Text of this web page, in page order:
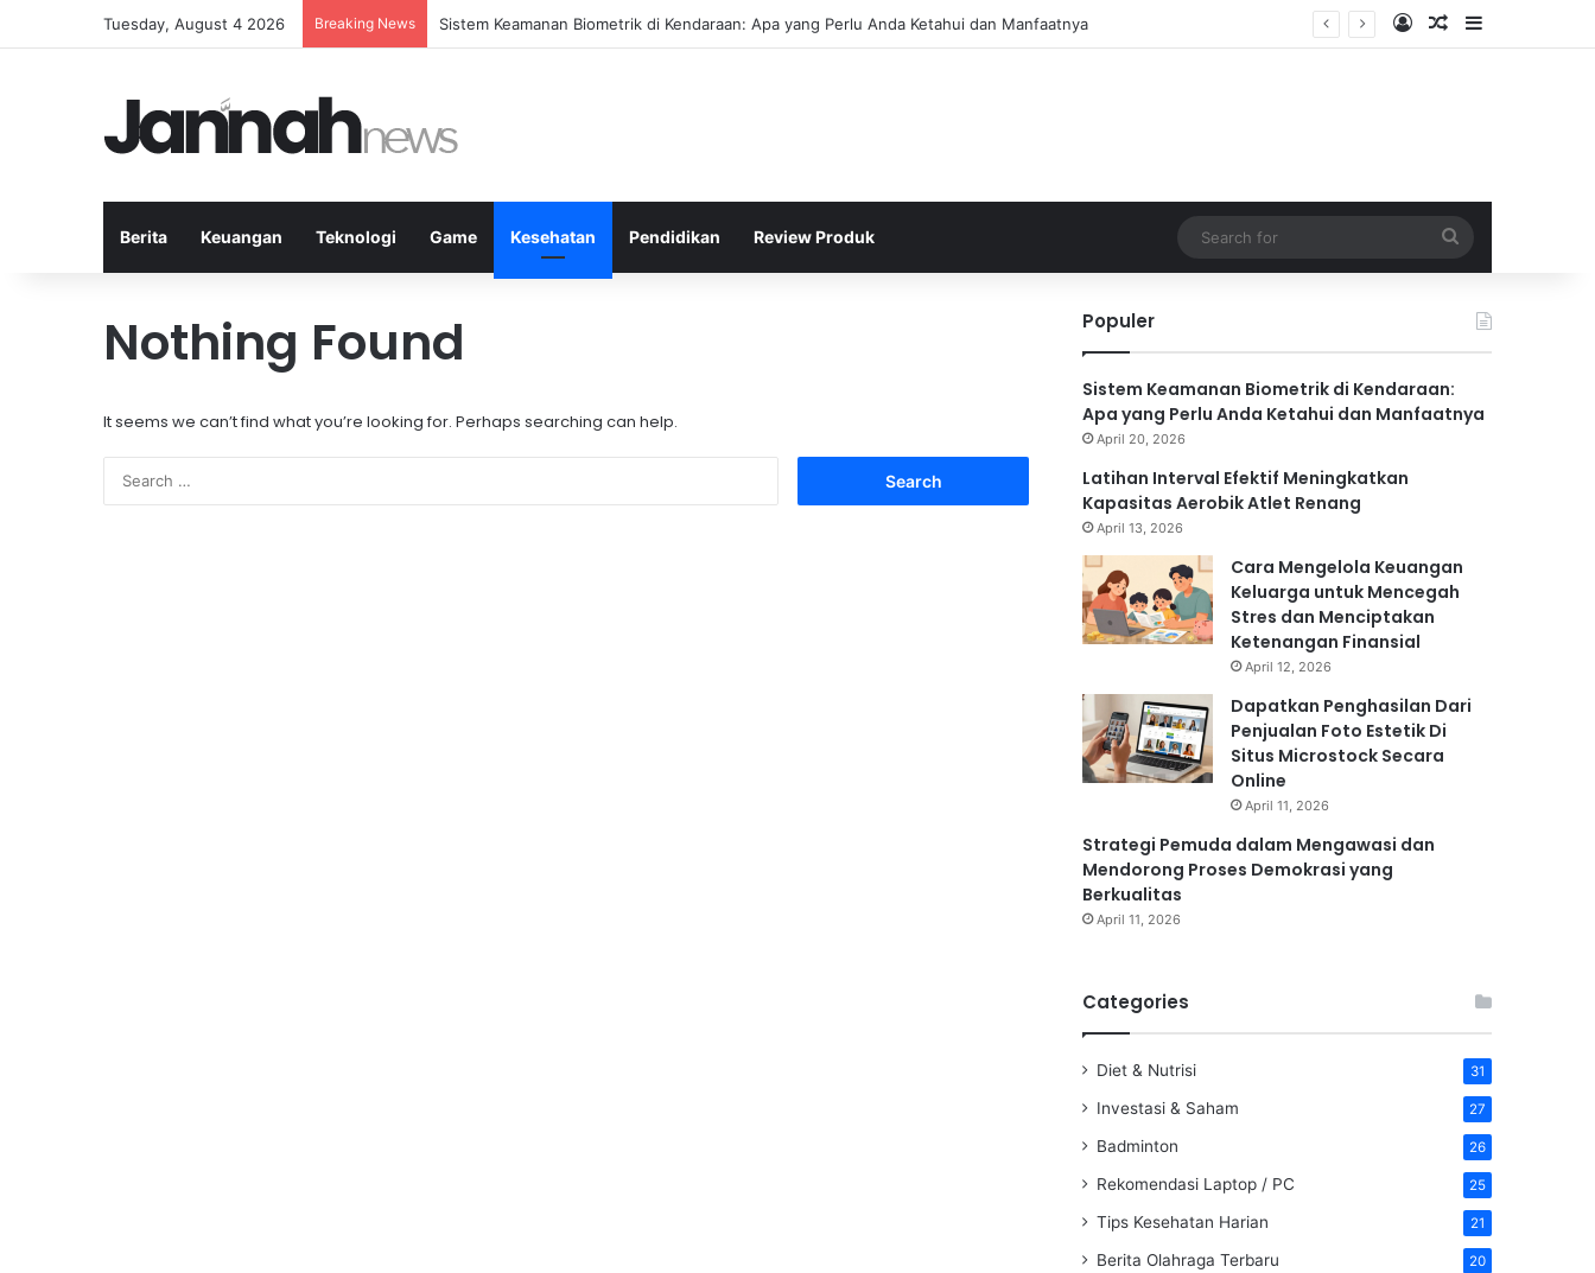
Tuesday, August 4 2026 Breaking News Latihan Interval Efektif Meningkatkan Kapasitas Aerobik Atlet Renang Log InRandom Article
Sidebar
Berita Keuangan Teknologi Game Kesehatan Pendidikan Review Produk
for
Nothing Found
It seems we can’t find what you’re looking for. Perhaps searching can help.
Populer
Sistem Keamanan Biometrik di Kendaraan:
Apa yang Perlu Anda Ketahui dan Manfaatnya
April 20, 2026
Latihan Interval Efektif Meningkatkan
Kapasitas Aerobik Atlet Renang
April 13, 2026
Cara Mengelola Keuangan
Keluarga untuk Mencegah
Stres dan Menciptakan
Ketenangan Finansial
April 12, 2026
Dapatkan Penghasilan Dari
Penjualan Foto Estetik Di
Situs Microstock Secara
Online
April 11, 2026
Strategi Pemuda dalam Mengawasi dan
Mendorong Proses Demokrasi yang
Berkualitas
April 11, 2026
Categories
Diet & Nutrisi 31
Investasi & Saham 27
Badminton 26
Rekomendasi Laptop / PC 25
Tips Kesehatan Harian 21
Berita Olahraga Terbaru 20